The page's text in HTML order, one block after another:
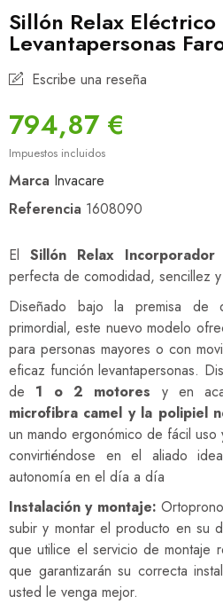
Sillón Relax Eléctrico
Levantapersonas
Escribe una reseña
794,87 €
Impuestos incluidos
Marca Invacare
Referencia 1608090
ElSillón Relax Incorporador
perfecta de comodidad, sencillez
Diseñado bajo la premisa
primordial, este nuevo modelo
para personas mayores o con
eficaz función levantapersonas.
de 1 o 2 motores y en
microfibra camel y la polipiel
un mando ergonómico de fácil
convirtiéndose en el aliado
autonomía en el día a día
Instalación y montaje:
subir y montar el producto en su
que utilice el servicio de montaje
que garantizarán su correcta
usted le venga mejor.